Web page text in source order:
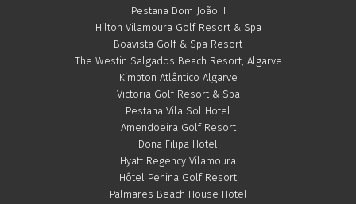
Pestana Dom João II
Hilton Vilamoura Golf Resort & Spa
Boavista Golf & Spa Resort
The Westin Salgados Beach Resort, Algarve
Kimpton Atlântico Algarve
Victoria Golf Resort & Spa
Pestana Vila Sol Hotel
Amendoeira Golf Resort
Dona Filipa Hotel
Hyatt Regency Vilamoura
Hôtel Penina Golf Resort
Palmares Beach House Hotel